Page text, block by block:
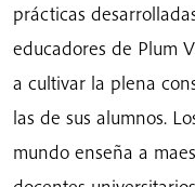
cantidad
prácticas
educadores de Plum
a cultivar la plena
las de sus alumnos.
mundo enseña a